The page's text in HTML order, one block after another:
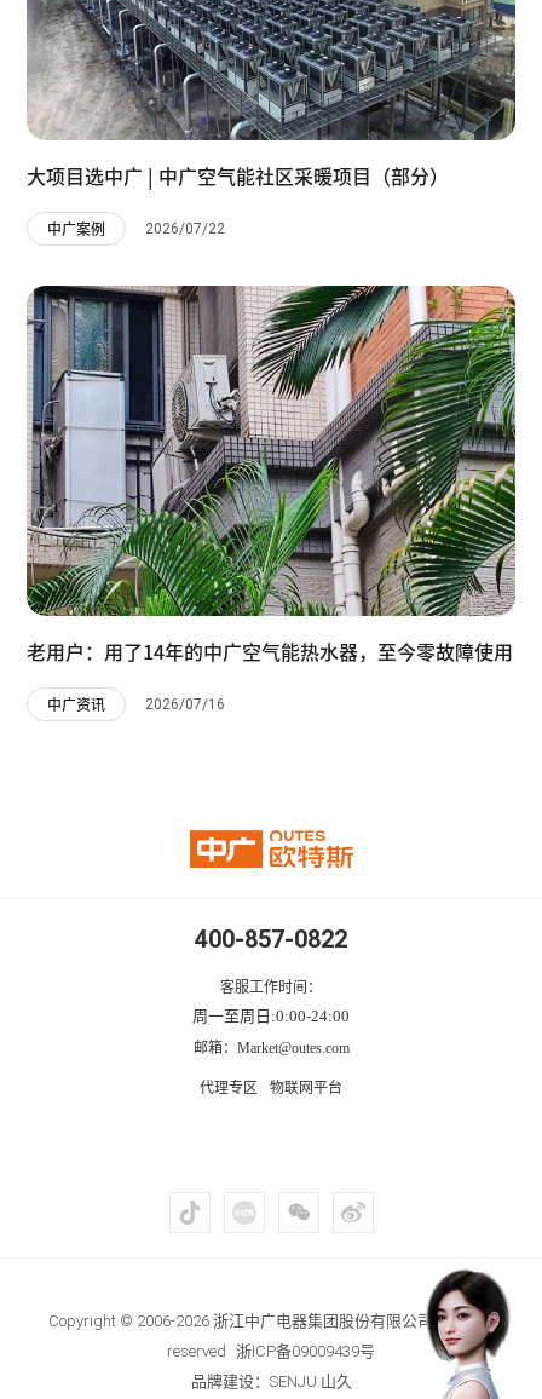
大项目选中广 | 中广空气能社区采暖项目（部分）
中广案例 2026/07/22
老用户：用了14年的中广空气能热水器，至今零故障使用
中广资讯 2026/07/16
400-857-0822
客服工作时间：
周一至周日:0:00-24:00
邮箱：Market@outes.com
代理专区 物联网平台
Copyright © 2006-2026 浙江中广电器集团股份有限公司 .All right
reserved 浙ICP备09009439号
品牌建设：SENJU.山久